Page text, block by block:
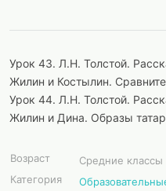
Урок 43. Л.Н. Толстой.
Жилин и Костылин.
Урок 44. Л.Н. Толстой.
Жилин и Дина. Образы
Возраст
Средние классы
Категория